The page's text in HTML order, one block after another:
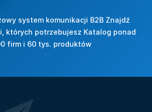
system komunikacji B2B Znajdź
których potrzebujesz Katalog ponad
firm i 60 tys. produktów